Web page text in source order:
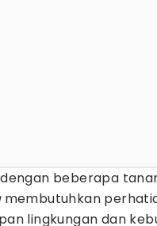
beberapa
membutuhkan
lingkungan dan